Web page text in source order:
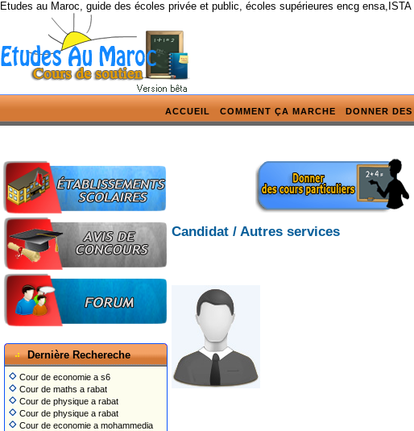
Etudes au Maroc, guide des écoles privée et public, écoles supérieures encg
ACCUEIL COMMENT ÇA MARCHE DONNER
Dernière Rechereche
Cour de economie a s6
Cour de maths a rabat
Cour de physique a rabat
Cour de physique a rabat
Cour de economie a mohammedia
Candidat / Autres services